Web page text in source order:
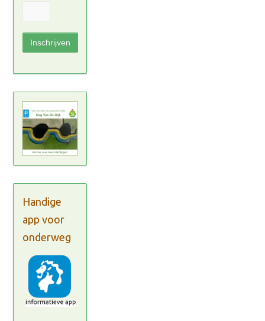
Handige
app voor
onderweg